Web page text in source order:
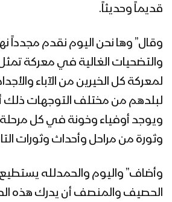
قديماً وحديثاً.
وقال” وها نحن اليوم نقدم مجدداً
والتضحيات الغالية في معركة
لمعركة كل الخيرين من الآباء
لبلدهم من مختلف التوجهات ذلك
ويوجد أوفياء وخونة في كل
وثورة من مراحل وأحداث وثورات
وأضاف” واليوم والحمدلله يستطيع
الحصيف والمنصف أن يدرك هذه